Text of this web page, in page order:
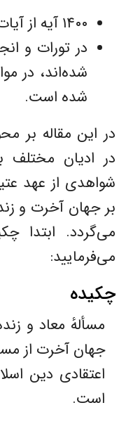
۱۴۰۰ آیه از آیات قرآن به معاد اشاره دارد.
در تورات و
شده‌اند، در
شده است.
در این مقاله بر
در ادیان
شواهدی از عهد
بر جهان آخرت و
می‌گردد. ابتدا
می‌فرمایید:
چکیده
مسألهٔ معاد و
جهان آخرت از
اعتقادی دین
است.